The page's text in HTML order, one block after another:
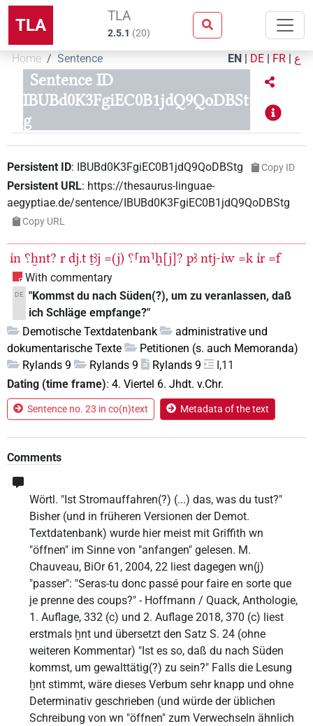
TLA TLA
2.5.1 (20)
Home Sentence EN | DE | FR | ع
Sentence ID
IBUBd0K3FgiEC0B1jdQ9QoDBSt
g
Persistent ID: IBUBd0K3FgiEC0B1jdQ9QoDBStg Copy ID
Persistent URL: https://thesaurus-linguae-
aegyptiae.de/sentence/IBUBd0K3FgiEC0B1jdQ9QoDBStg
Copy URL
ı͗n ⸮ḫnt? r dj.t ṯꜣj =(j) ⸮⸢m⸣h̭[j]? pꜣ ntj-ı͗w =k ı͗r =f
With commentary
DE
"Kommst du nach Süden(?), um zu veranlassen, daß
ich Schläge empfange?"
Demotische Textdatenbank
administrative und
dokumentarische Texte
Petitionen (s. auch Memoranda)
Rylands 9
Rylands 9 Rylands 9
I,11
Dating (time frame): 4. Viertel 6. Jhdt. v.Chr.
Sentence no. 23 in co(n)text Metadata of the text
Comments
Wörtl. "Ist Stromauffahren(?) (...) das, was du tust?"
Bisher (und in früheren Versionen der Demot.
Textdatenbank) wurde hier meist mit Griffith wn
"öffnen" im Sinne von "anfangen" gelesen. M.
Chauveau, BiOr 61, 2004, 22 liest dagegen wn(j)
"passer": "Seras-tu donc passé pour faire en sorte que
je prenne des coups?" - Hoffmann / Quack, Anthologie,
1. Auflage, 332 (c) und 2. Auflage 2018, 370 (c) liest
erstmals ḫnt und übersetzt den Satz S. 24 (ohne
weiteren Kommentar) "Ist es so, daß du nach Süden
kommst, um gewalttätig(?) zu sein?" Falls die Lesung
ḫnt stimmt, wäre dieses Verbum sehr knapp und ohne
Determinativ geschrieben (und würde der üblichen
Schreibung von wn "öffnen" zum Verwechseln ähnlich